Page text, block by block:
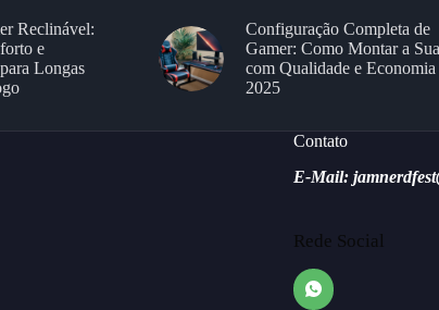
Reclinável:
e
Longas
Configuração Completa de
Gamer: Como Montar a Sua
com Qualidade e Economia
2025
Contato
E-Mail:
Rede Social